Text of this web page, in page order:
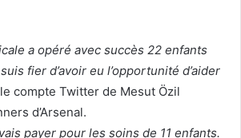
a opéré avec succès 22 enfants
fier d’avoir eu l’opportunité d’aider
compte Twitter de Mesut Özil
d’Arsenal.
payer pour les soins de 11 enfants.